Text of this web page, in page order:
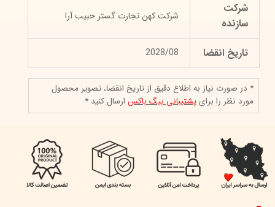
شرکت
سازنده
شرکت کهن تجارت گستر حبیب آرا
تاریخ انقضا 2028/08
* در صورت نیاز به اطلاع دقیق از تاریخ انقضا، تصویر محصول
مورد نظر را برایپشتیبانی بیگ باکسارسال کنید *